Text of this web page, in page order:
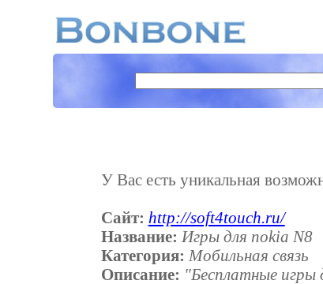
У Вас есть уникальная
Сайт: http://soft4touch.ru/
Название: Игры для nokia N8
Категория: Мобильная связь
Описание: "Бесплатные игры